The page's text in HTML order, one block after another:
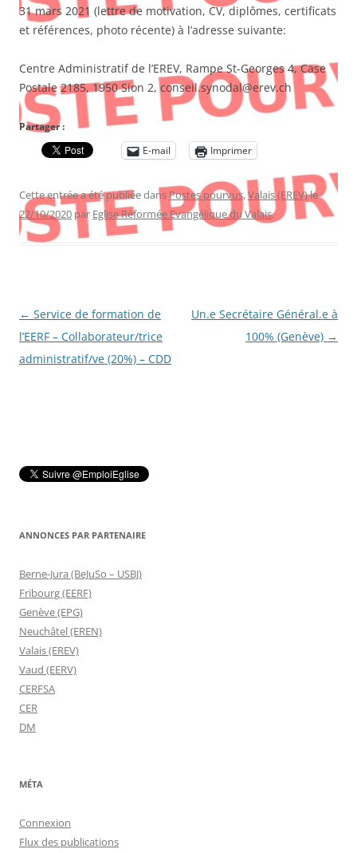
31 mars 2021 (lettre de motivation, CV, diplômes, certificats
et références, photo récente) à l’adresse suivante:
Centre Administratif de l’EREV, Rampe St-Georges 4, Case
Postale 2185, 1950 Sion 2, conseil.synodal@erev.ch
Partager :
E-mail
Imprimer
Cette entrée a été publiée dans Postes pourvus,Valais (EREV)le
22/10/2020 par Eglise Réformée Evangélique du Valais.
Navigation
des
articles
← Service de formation de
l’EERF – Collaborateur/trice
administratif/ve (20%) – CDD
Un.e Secrétaire Général.e à
100% (Genève) →
ANNONCES PAR PARTENAIRE
Berne-Jura (BeJuSo – USBJ)
Fribourg (EERF)
Genève (EPG)
Neuchâtel (EREN)
Valais (EREV)
Vaud (EERV)
CERFSA
CER
DM
MÉTA
Connexion
Flux des publications